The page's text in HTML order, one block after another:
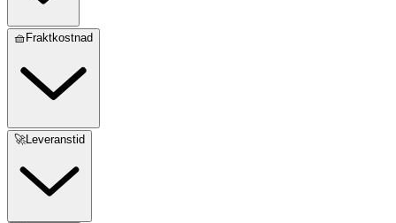
🧺Fraktkostnad
🚀Leveranstid